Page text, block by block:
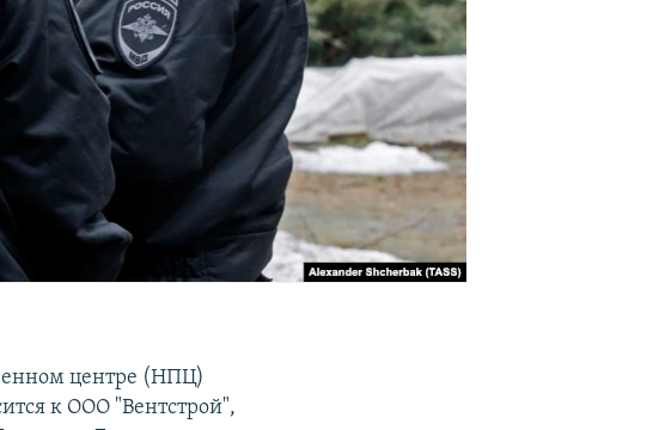
центре (НПЦ)
к ООО "Вентстрой",